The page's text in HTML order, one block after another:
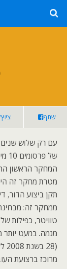
שתף ציוץ
עם רק שלוש שנים
המחקר הראשון
מטרת מחקר זה
תקן ביצוע הדור,
ממחקר זה:
טוויטר, כפילות
מרוכז ברצועת העובר 26 אל 35